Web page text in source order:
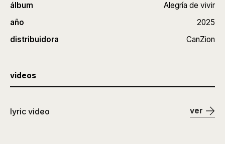
álbum
Alegría de vivir
año
2025
distribuidora
CanZion
videos
lyric video ver